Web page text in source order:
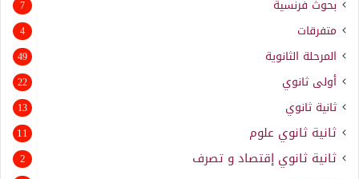
بحوث فرنسية 7
متفرقات 4
المرحلة الثانوية 49
أولى ثانوي 22
ثانية ثانوي 13
ثانية ثانوي علوم 11
ثانية ثانوي إقتصاد و تصرف 2